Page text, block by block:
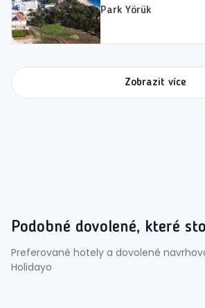
Park Yörük
Zobrazit více
Podobné dovolené, které
Preferované hotely a dovolené
Holidayo